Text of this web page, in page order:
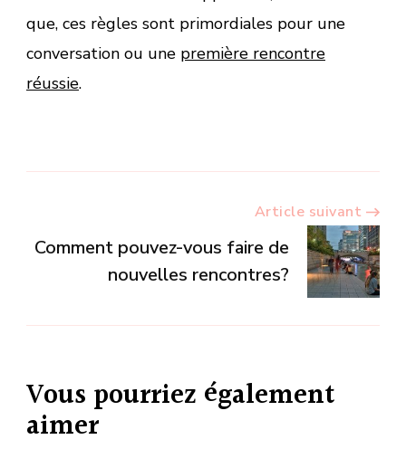
que, ces règles sont primordiales pour une
conversation ou une première rencontre
réussie.
Navigation
d’article
Article suivant
Comment pouvez-vous faire de
nouvelles rencontres?
Vous pourriez également
aimer